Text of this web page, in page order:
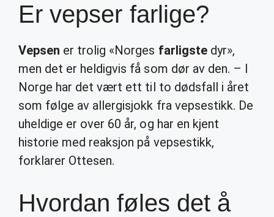
Er vepser farlige?
Vepsen er trolig «Norges farligstedyr»,
men det er heldigvis få som dør av den. – I
Norge har det vært ett til to dødsfall i året
som følge av allergisjokk fra vepsestikk. De
uheldige er over 60 år, og har en kjent
historie med reaksjon på vepsestikk,
forklarer Ottesen.
Hvordan føles det å